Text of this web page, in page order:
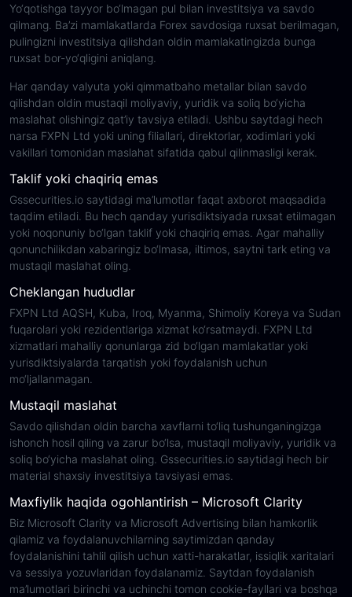
Yo‘qotishga tayyor bo‘lmagan pul bilan investitsiya va savdo
qilmang. Ba’zi mamlakatlarda Forex savdosiga ruxsat berilmagan,
pulingizni investitsiya qilishdan oldin mamlakatingizda bunga
ruxsat bor-yo‘qligini aniqlang.
Har qanday valyuta yoki qimmatbaho metallar bilan savdo
qilishdan oldin mustaqil moliyaviy, yuridik va soliq bo‘yicha
maslahat olishingiz qat’iy tavsiya etiladi. Ushbu saytdagi hech
narsa FXPN Ltd yoki uning filiallari, direktorlar, xodimlari yoki
vakillari tomonidan maslahat sifatida qabul qilinmasligi kerak.
Taklif yoki chaqiriq emas
Gssecurities.io saytidagi ma’lumotlar faqat axborot maqsadida
taqdim etiladi. Bu hech qanday yurisdiktsiyada ruxsat etilmagan
yoki noqonuniy bo‘lgan taklif yoki chaqiriq emas. Agar mahalliy
qonunchilikdan xabaringiz bo‘lmasa, iltimos, saytni tark eting va
mustaqil maslahat oling.
Cheklangan hududlar
FXPN Ltd AQSH, Kuba, Iroq, Myanma, Shimoliy Koreya va Sudan
fuqarolari yoki rezidentlariga xizmat ko‘rsatmaydi. FXPN Ltd
xizmatlari mahalliy qonunlarga zid bo‘lgan mamlakatlar yoki
yurisdiktsiyalarda tarqatish yoki foydalanish uchun
mo‘ljallanmagan.
Mustaqil maslahat
Savdo qilishdan oldin barcha xavflarni to‘liq tushunganingizga
ishonch hosil qiling va zarur bo‘lsa, mustaqil moliyaviy, yuridik va
soliq bo‘yicha maslahat oling. Gssecurities.io saytidagi hech bir
material shaxsiy investitsiya tavsiyasi emas.
Maxfiylik haqida ogohlantirish – Microsoft Clarity
Biz Microsoft Clarity va Microsoft Advertising bilan hamkorlik
qilamiz va foydalanuvchilarning saytimizdan qanday
foydalanishini tahlil qilish uchun xatti-harakatlar, issiqlik xaritalari
va sessiya yozuvlaridan foydalanamiz. Saytdan foydalanish
ma’lumotlari birinchi va uchinchi tomon cookie-fayllari va boshqa